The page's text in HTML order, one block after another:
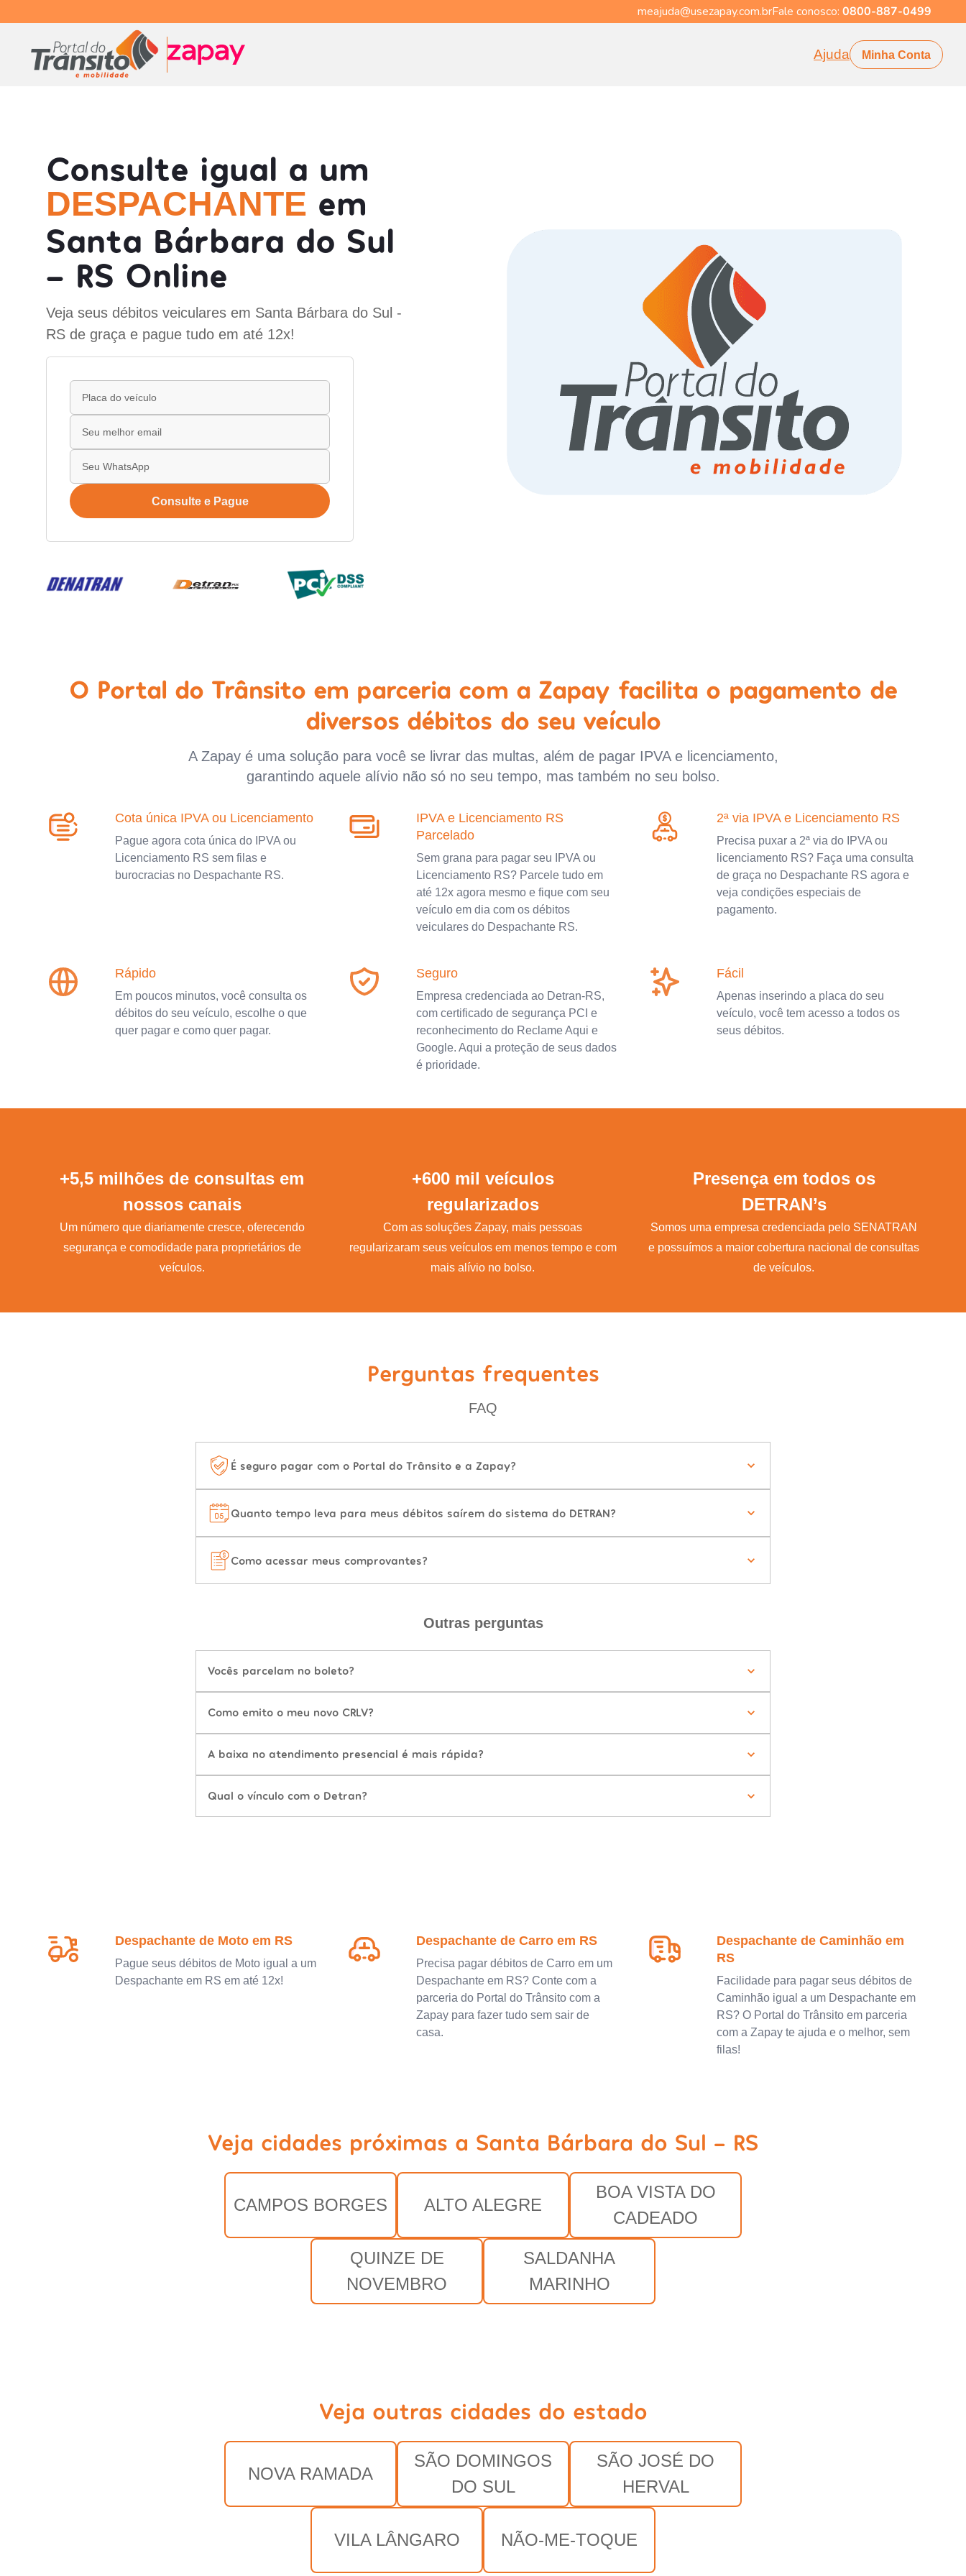
meajuda@usezapay.com.brFale conosco: 0800-887-0499
Ajuda Minha Conta
Consulte igual a um
DESPACHANTE em
Santa Bárbara do Sul
- RS Online
Veja seus débitos veiculares em Santa Bárbara do Sul -
RS de graça e pague tudo em até 12x!
Consulte e Pague
O Portal do Trânsito em parceria com a Zapay facilita o pagamento de
diversos débitos do seu veículo
A Zapay é uma solução para você se livrar das multas, além de pagar IPVA e licenciamento,
garantindo aquele alívio não só no seu tempo, mas também no seu bolso.
Cota única IPVA ou Licenciamento
Pague agora cota única do IPVA ou
Licenciamento RS sem filas e
burocracias no Despachante RS.
IPVA e Licenciamento RS
Parcelado
Sem grana para pagar seu IPVA ou
Licenciamento RS? Parcele tudo em
até 12x agora mesmo e fique com seu
veículo em dia com os débitos
veiculares do Despachante RS.
2ª via IPVA e Licenciamento RS
Precisa puxar a 2ª via do IPVA ou
licenciamento RS? Faça uma consulta
de graça no Despachante RS agora e
veja condições especiais de
pagamento.
Rápido
Em poucos minutos, você consulta os
débitos do seu veículo, escolhe o que
quer pagar e como quer pagar.
Seguro
Empresa credenciada ao Detran-RS,
com certificado de segurança PCI e
reconhecimento do Reclame Aqui e
Google. Aqui a proteção de seus dados
é prioridade.
Fácil
Apenas inserindo a placa do seu
veículo, você tem acesso a todos os
seus débitos.
+5,5 milhões de consultas em
nossos canais
Um número que diariamente cresce, oferecendo
segurança e comodidade para proprietários de
veículos.
+600 mil veículos
regularizados
Com as soluções Zapay, mais pessoas
regularizaram seus veículos em menos tempo e com
mais alívio no bolso.
Presença em todos os
DETRAN’s
Somos uma empresa credenciada pelo SENATRAN
e possuímos a maior cobertura nacional de consultas
de veículos.
Perguntas frequentes
FAQ
É seguro pagar com o Portal do Trânsito e a Zapay?
Quanto tempo leva para meus débitos saírem do sistema do DETRAN?
Como acessar meus comprovantes?
Outras perguntas
Vocês parcelam no boleto?
Como emito o meu novo CRLV?
A baixa no atendimento presencial é mais rápida?
Qual o vínculo com o Detran?
Despachante de Moto em RS
Pague seus débitos de Moto igual a um
Despachante em RS em até 12x!
Despachante de Carro em RS
Precisa pagar débitos de Carro em um
Despachante em RS? Conte com a
parceria do Portal do Trânsito com a
Zapay para fazer tudo sem sair de
casa.
Despachante de Caminhão em
RS
Facilidade para pagar seus débitos de
Caminhão igual a um Despachante em
RS? O Portal do Trânsito em parceria
com a Zapay te ajuda e o melhor, sem
filas!
Veja cidades próximas a Santa Bárbara do Sul - RS
CAMPOS BORGES ALTO ALEGRE
BOA VISTA DO
CADEADO
QUINZE DE
NOVEMBRO
SALDANHA
MARINHO
Veja outras cidades do estado
NOVA RAMADA
SÃO DOMINGOS
DO SUL
SÃO JOSÉ DO
HERVAL
VILA LÂNGARO NÃO-ME-TOQUE